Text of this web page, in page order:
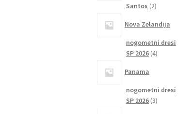
Santos 22
Nova Zelandija
nogometni dresi
SP 2026 44
Panama
nogometni dresi
SP 2026 33